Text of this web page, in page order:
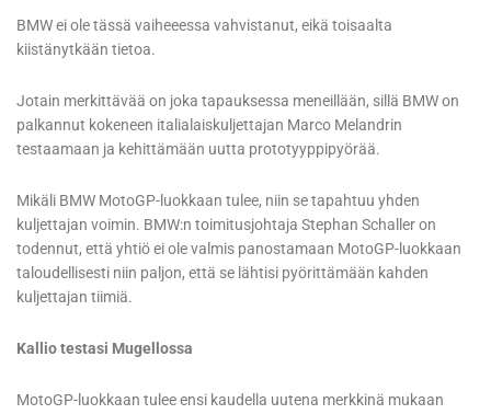
BMW ei ole tässä vaiheeessa vahvistanut, eikä toisaalta
kiistänytkään tietoa.
Jotain merkittävää on joka tapauksessa meneillään, sillä BMW on
palkannut kokeneen italialaiskuljettajan Marco Melandrin
testaamaan ja kehittämään uutta prototyyppipyörää.
Mikäli BMW MotoGP-luokkaan tulee, niin se tapahtuu yhden
kuljettajan voimin. BMW:n toimitusjohtaja Stephan Schaller on
todennut, että yhtiö ei ole valmis panostamaan MotoGP-luokkaan
taloudellisesti niin paljon, että se lähtisi pyörittämään kahden
kuljettajan tiimiä.
Kallio testasi Mugellossa
MotoGP-luokkaan tulee ensi kaudella uutena merkkinä mukaan